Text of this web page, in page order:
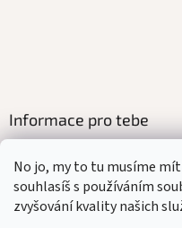
No jo, my to tu musíme
souhlasíš s používáním
zvyšování kvality našich
Informace pro tebe